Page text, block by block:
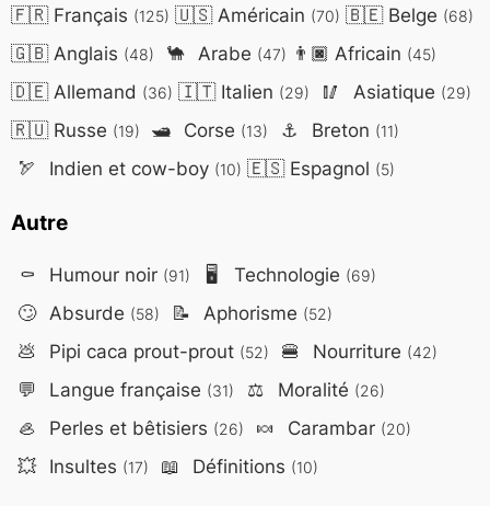
🇫🇷Français (125) 🇺🇸Américain (70) 🇧🇪Belge (68)
🇬🇧Anglais (48) 🐪 Arabe (47) 👨🏿 Africain (45)
🇩🇪Allemand (36) 🇮🇹Italien (29) 🥢 Asiatique (29)
🇷🇺Russe (19) 🛥️ Corse (13) ⚓ Breton (11)
🏹 Indien et cow-boy (10) 🇪🇸Espagnol (5)
Autre
⚰️ Humour noir (91) 🖥️ Technologie (69)
🙄 Absurde (58) 📝 Aphorisme (52)
💩 Pipi caca prout-prout (52) 🍔 Nourriture (42)
💬 Langue française (31) ⚖️ Moralité (26)
🦪 Perles et bêtisiers (26) 🍬 Carambar (20)
💥 Insultes (17) 📖 Définitions (10)